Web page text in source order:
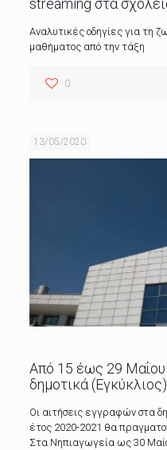
streaming στα
Αναλυτικές οδηγίες για τη
μαθήματος από την τάξη
0
13/05/2020
Από 15 έως 29 Μαΐου
δημοτικά (Εγκύκλιος)
Oι αιτήσεις εγγραφών στα
έτος 2020-2021 θα
Στα Νηπιαγωγεία ως 30